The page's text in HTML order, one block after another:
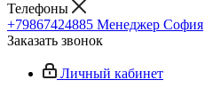
Телефоны
+79867424885 Менеджер София
Заказать звонок
Личный кабинет